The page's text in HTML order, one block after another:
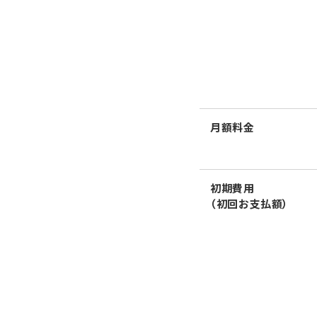
月額料金
初期費用
（初回お支払額）